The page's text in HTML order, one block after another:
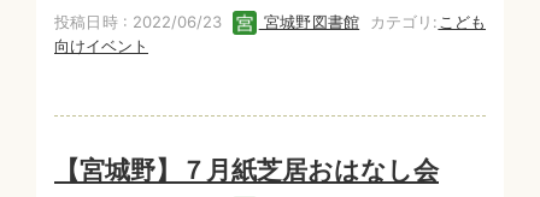
投稿日時 : 2022/06/23 宮城野図書館 カテゴリ: こども
向けイベント
【宮城野】７月紙芝居おはなし会